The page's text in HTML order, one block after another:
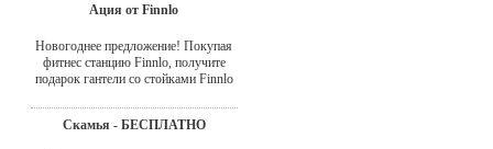
Ация от Finnlo
Новогоднее предложение! Покупая
фитнес станцию Finnlo, получите
подарок гантели со стойками Finnlo
Скамья - БЕСПЛАТНО